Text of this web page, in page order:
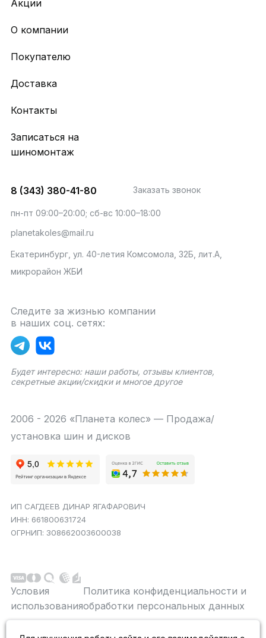
Акции
О компании
Покупателю
Доставка
Контакты
Записаться на
шиномонтаж
8 (343) 380-41-80 Заказать звонок
пн-пт 09:00–20:00; сб-вс 10:00–18:00
planetakoles@mail.ru
Екатеринбург, ул. 40-летия Комсомола, 32Б, лит.А,
микрорайон ЖБИ
Следите за жизнью компании
в наших соц. сетях:
Будет интересно: наши работы, отзывы клиентов,
секретные акции/скидки и многое другое
2006 - 2026 «Планета колес» — Продажа/
установка шин и дисков
ИП САГДЕЕВ ДИНАР ЯГАФАРОВИЧ
ИНН: 661800631724
ОГРНИП: 308662003600038
Условия
использования
Политика конфиденциальности и
обработки персональных данных